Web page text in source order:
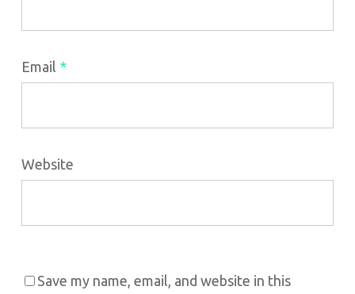
Email *
Website
Save my name, email, and website in this